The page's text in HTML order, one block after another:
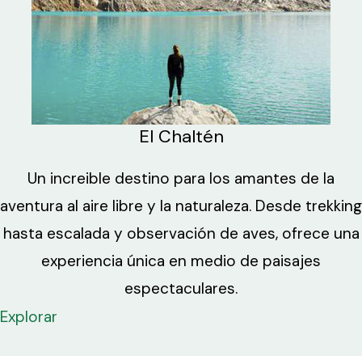
El Chaltén
Un increible destino para los amantes de la
aventura al aire libre y la naturaleza. Desde trekking
hasta escalada y observación de aves, ofrece una
experiencia única en medio de paisajes
espectaculares.
Explorar